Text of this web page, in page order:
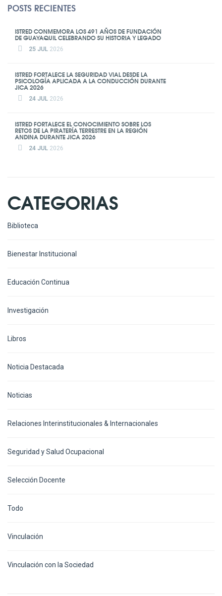
POSTS RECIENTES
ISTRED CONMEMORA LOS 491 AÑOS DE FUNDACIÓN
DE GUAYAQUIL CELEBRANDO SU HISTORIA Y LEGADO
25 JUL 2026
ISTRED FORTALECE LA SEGURIDAD VIAL DESDE LA
PSICOLOGÍA APLICADA A LA CONDUCCIÓN DURANTE
JICA 2026
24 JUL 2026
ISTRED FORTALECE EL CONOCIMIENTO SOBRE LOS
RETOS DE LA PIRATERÍA TERRESTRE EN LA REGIÓN
ANDINA DURANTE JICA 2026
24 JUL 2026
CATEGORIAS
Biblioteca
Bienestar Institucional
Educación Continua
Investigación
Libros
Noticia Destacada
Noticias
Relaciones Interinstitucionales & Internacionales
Seguridad y Salud Ocupacional
Selección Docente
Todo
Vinculación
Vinculación con la Sociedad